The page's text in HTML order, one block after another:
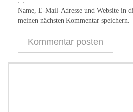
Name, E-Mail-Adresse und Website in
meinen nächsten Kommentar speichern.